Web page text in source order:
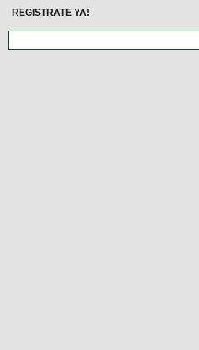
REGISTRATE YA!